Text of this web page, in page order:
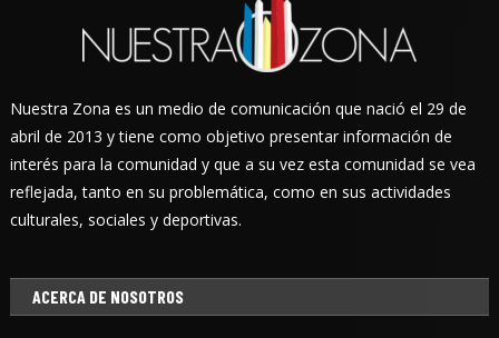
Nuestra Zona es un medio de comunicación que nació el 29 de
abril de 2013 y tiene como objetivo presentar información de
interés para la comunidad y que a su vez esta comunidad se vea
reflejada, tanto en su problemática, como en sus actividades
culturales, sociales y deportivas.
ACERCA DE NOSOTROS